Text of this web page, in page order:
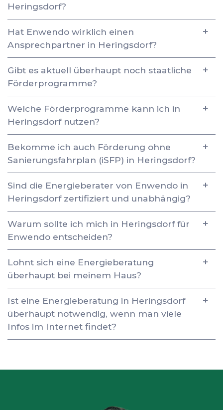
Heringsdorf?
Hat Enwendo wirklich einen
Ansprechpartner in Heringsdorf?
Gibt es aktuell überhaupt noch staatliche
Förderprogramme?
Welche Förderprogramme kann ich in
Heringsdorf nutzen?
Bekomme ich auch Förderung ohne
Sanierungsfahrplan (iSFP) in Heringsdorf?
Sind die Energieberater von Enwendo in
Heringsdorf zertifiziert und unabhängig?
Warum sollte ich mich in Heringsdorf für
Enwendo entscheiden?
Lohnt sich eine Energieberatung
überhaupt bei meinem Haus?
Ist eine Energieberatung in Heringsdorf
überhaupt notwendig, wenn man viele
Infos im Internet findet?